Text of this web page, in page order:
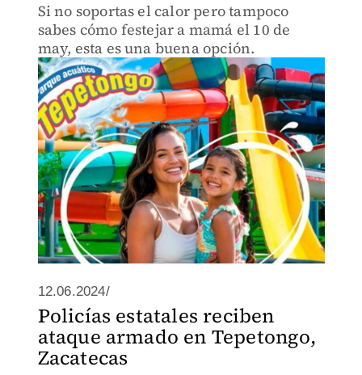
Si no soportas el calor pero tampoco
sabes cómo festejar a mamá el 10 de
may, esta es una buena opción.
12.06.2024/
Policías estatales reciben
ataque armado en Tepetongo,
Zacatecas